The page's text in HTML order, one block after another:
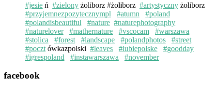
#jesie ń #zielony żoliborz #żoliborz #artystyczny żoliborz
#przyjemnezpozytecznympl
#atumn
#poland
#polandisbeautiful
#nature #naturephotography
#naturelover
#mathernature #vscocam
#warszawa
#stolica
#forest #landscape #polandphotos
#street
#poczt ówkazpolski #leaves #lubiepolske
#goodday
#igrespoland
#instawarszawa #november
facebook